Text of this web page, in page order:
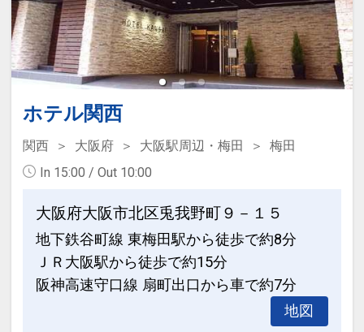
ホテル関西
関西 大阪府 大阪駅周辺・梅田
梅田
In 15:00 / Out 10:00
大阪府大阪市北区兎我野町９－１５
地下鉄谷町線 東梅田駅から徒歩で約8分
ＪＲ大阪駅から徒歩で約15分
阪神高速守口線 扇町出口から車で約7分
地図